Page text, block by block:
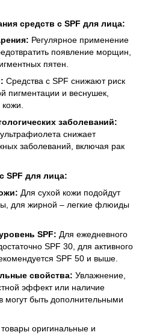
средств с SPF для лица:
Регулярное применение
появление морщин,
пятен.​
Средства с SPF снижают риск
пигментации и веснушек,
заболеваний:
снижает
заболеваний, включая рак
SPF для лица:
Для сухой кожи подойдут
для жирной – легкие флюиды
SPF: Для ежедневного
SPF 30, для активного
SPF 50 и выше.
свойства: Увлажнение,
эффект или наличие
могут быть дополнительными
оригинальные и